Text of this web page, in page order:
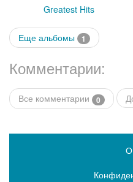
Greatest Hits
Еще альбомы 1
Комментарии:
Все комментарии 0
О